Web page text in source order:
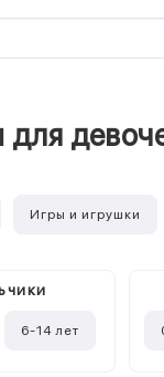
Игры и игрушки
6-14 лет